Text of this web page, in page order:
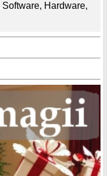
Software, Hardware,